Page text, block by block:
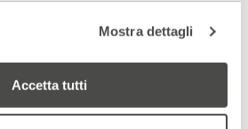
Mostra dettagli
Accetta tutti